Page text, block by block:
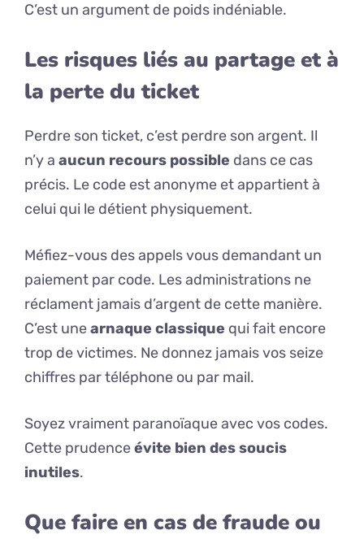
C’est un argument de poids indéniable.
Les risques liés au partage et à
la perte du ticket
Perdre son ticket, c’est perdre son argent. Il
n’y a aucun recours possible dans ce cas
précis. Le code est anonyme et appartient à
celui qui le détient physiquement.
Méfiez-vous des appels vous demandant un
paiement par code. Les administrations ne
réclament jamais d’argent de cette manière.
C’est unearnaque classique qui fait encore
trop de victimes. Ne donnez jamais vos seize
chiffres par téléphone ou par mail.
Soyez vraiment paranoïaque avec vos codes.
Cette prudenceévite bien des soucis
inutiles.
Que faire en cas de fraude ou